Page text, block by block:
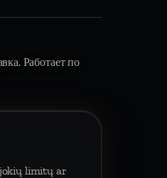
Работает по
limitų ar